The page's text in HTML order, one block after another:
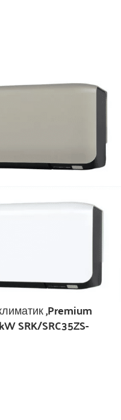
,Premium
SRK/SRC35ZS-